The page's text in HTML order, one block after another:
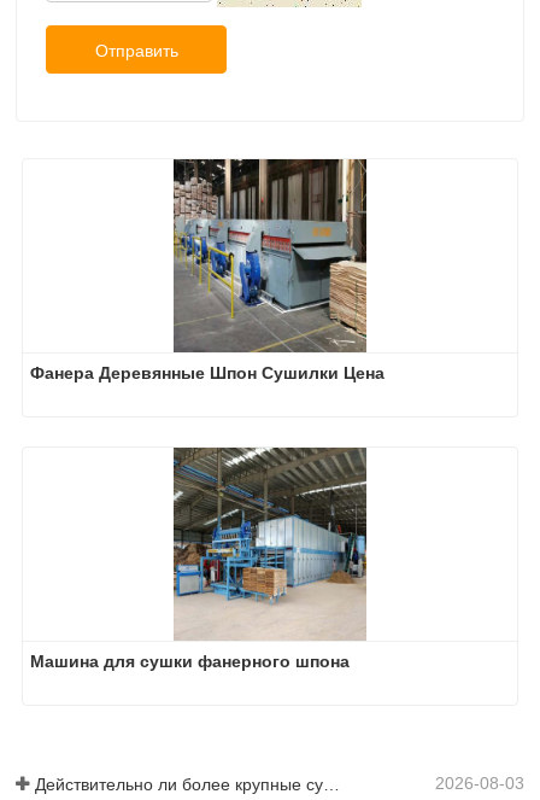
Отправить
Фанера Деревянные Шпон Сушилки Цена
Машина для сушки фанерного шпона
Действительно ли более крупные сушилки для шпона экономят деньги? 2026-08-03